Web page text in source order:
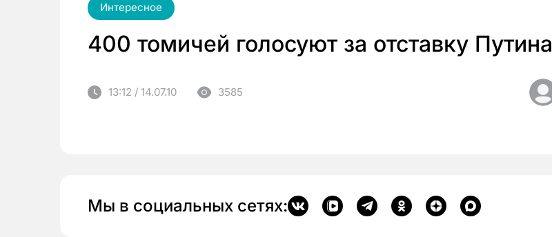
Интересное
400 томичей голосуют за отставку Путина
13:12 / 14.07.10 3585
Мы в социальных сетях: